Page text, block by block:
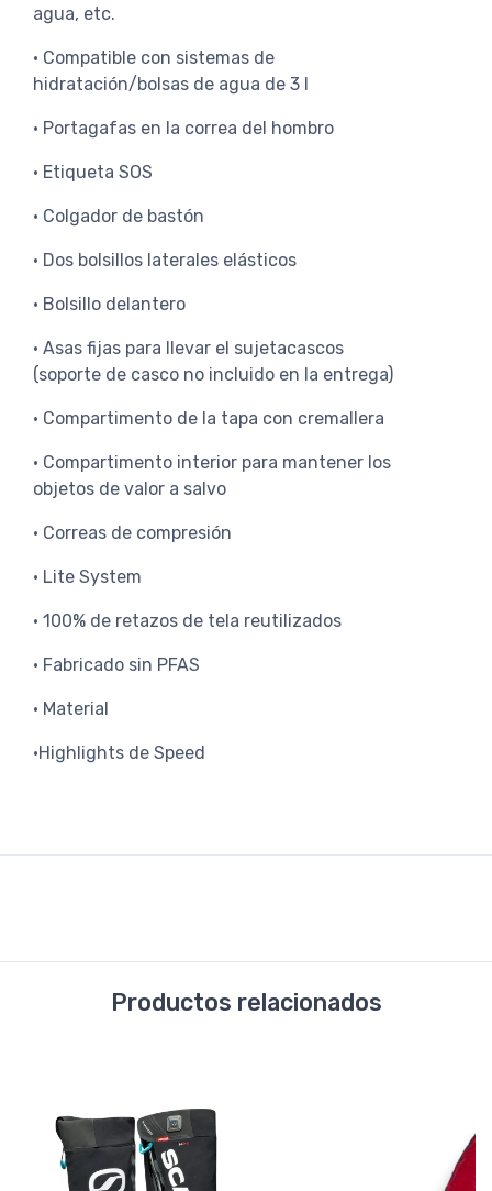
agua, etc.
• Compatible con sistemas de
hidratación/bolsas de agua de 3 l
• Portagafas en la correa del hombro
• Etiqueta SOS
• Colgador de bastón
• Dos bolsillos laterales elásticos
• Bolsillo delantero
• Asas fijas para llevar el sujetacascos
(soporte de casco no incluido en la entrega)
• Compartimento de la tapa con cremallera
• Compartimento interior para mantener los
objetos de valor a salvo
• Correas de compresión
• Lite System
• 100% de retazos de tela reutilizados
• Fabricado sin PFAS
• Material
•Highlights de Speed
Productos relacionados